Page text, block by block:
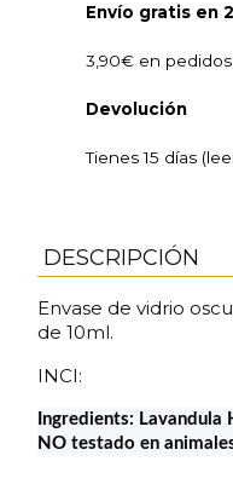
Envío gratis en
3,90€ en
Devolución
Tienes 15 días
DESCRIPCIÓN
Envase de vidrio
de 10ml.
INCI:
Ingredients: Lavandula
NO testado en